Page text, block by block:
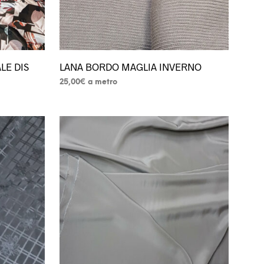
prodotto
DIS
LANA BORDO MAGLIA INVERNO
25,00€ a metro
ha
più
varianti.
Le
opzioni
possono
essere
scelte
nella